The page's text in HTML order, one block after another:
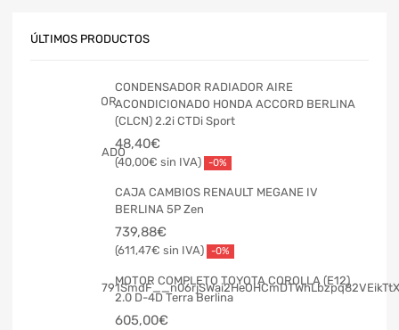
ÚLTIMOS PRODUCTOS
CONDENSADOR RADIADOR AIRE
ACONDICIONADO HONDA ACCORD BERLINA
(CLCN) 2.2i CTDi Sport
48,40€
40,00€ -0%
CAJA CAMBIOS RENAULT MEGANE IV
BERLINA 5P Zen
739,88€
611,47€ -0%
MOTOR COMPLETO TOYOTA COROLLA (E12)
2.0 D-4D Terra Berlina
605,00€